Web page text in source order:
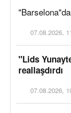
07.08.2026,
"Lids
reallaşdırdı
07.08.2026,